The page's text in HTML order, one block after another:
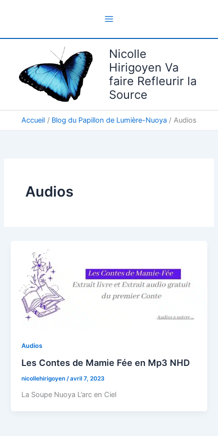
Nicolle
Hirigoyen Va
faire Refleurir la
Source
Accueil Blog du Papillon de Lumière-Nuoya Audios
Audios
Audios
Les Contes de Mamie Fée en Mp3 NHD
nicollehirigoyen/avril 7, 2023
La Soupe Nuoya L’arc en Ciel